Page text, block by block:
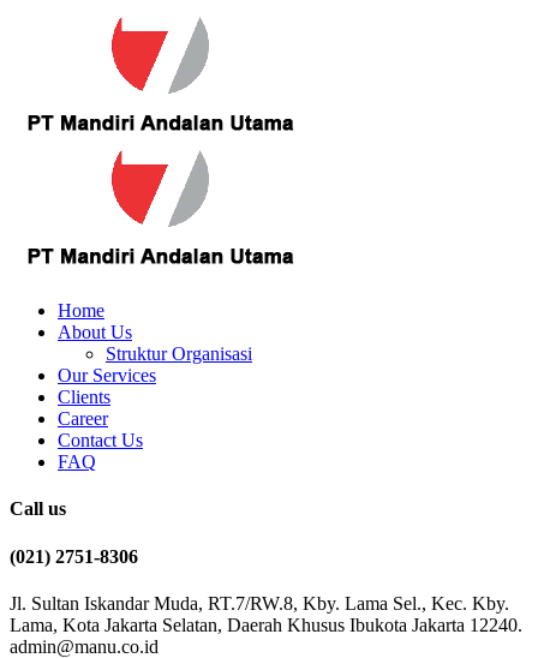
Home
About Us
Struktur Organisasi
Our Services
Clients
Career
Contact Us
FAQ
Call us
(021) 2751-8306
Jl. Sultan Iskandar Muda, RT.7/RW.8, Kby. Lama Sel., Kec. Kby.
Lama, Kota Jakarta Selatan, Daerah Khusus Ibukota Jakarta 12240.
admin@manu.co.id